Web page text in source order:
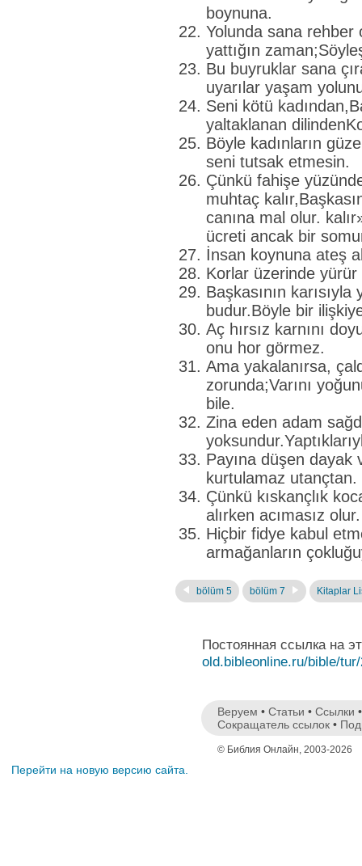
boynuna.
Yolunda sana rehber
yattığın
Bu buyruklar sana
uyarılar yaşam
Seni kötü
yaltaklanan
Böyle kadınların
seni tutsak etmesin.
Çünkü fahişe
muhtaç
canına mal olur.
ücreti ancak bir
İnsan koynuna ateş
Korlar üzerinde yürür
Başkasının
budur.Böyle bir
Aç hırsız karnını
onu hor görmez.
Ama yakalanırsa,
zorunda;Varını
bile.
Zina eden adam
Payına düşen dayak
kurtulamaz utançtan.
Çünkü kıskançlık
alırken acımasız olur.
Hiçbir fidye kabul
armağanların
bölüm 5 bölüm 7 Kitaplar
Постоянная ссылка на
old.bibleonline.ru/bible/
Веруем • Статьи • Ссылки
Сокращатель ссылок •
© Библия Онлайн, 2003-2026
Перейти на новую версию сайта.